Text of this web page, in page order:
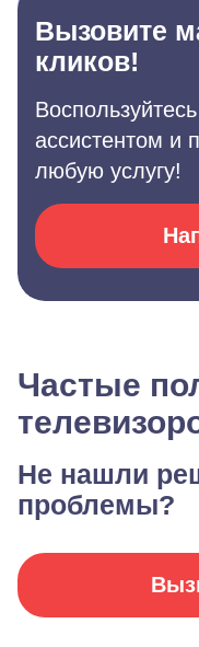
Вызовите
кликов!
ассистентом и
любую услугу!
Частые
Не нашли
проблемы?